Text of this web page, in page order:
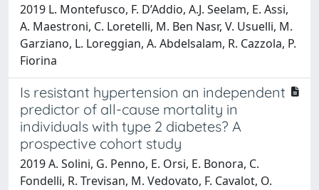
2019 L. Montefusco, F. D’Addio, A.J. Seelam, E. Assi,
A. Maestroni, C. Loretelli, M. Ben Nasr, V. Usuelli, M.
Garziano, L. Loreggian, A. Abdelsalam, R. Cazzola, P.
Fiorina
Is resistant hypertension an independent
predictor of all-cause mortality in
individuals with type 2 diabetes? A
prospective cohort study
2019 A. Solini, G. Penno, E. Orsi, E. Bonora, C.
Fondelli, R. Trevisan, M. Vedovato, F. Cavalot, O.